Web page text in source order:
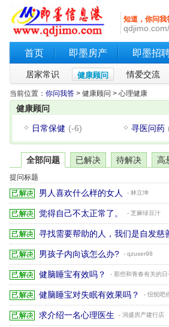
知道，你问我
首页 即墨房产 即墨招
居家常识 健康顾问 情爱交流
当前位置： 你问我答 > 健康顾问 > 心理健康
健康顾问
日常保健 (-6) 寻医问药
全部问题 已解决 待解决 高
提问标题
男人喜欢什么样的女人 - 林立坤
觉得自己不太正常了。 - 芝麻绿豆汁
寻找需要帮助的人，我们是自发慈
男孩子内向该怎么办? - qzuser98
健脑睡宝有效吗？ - 那些和青春有关的日
健脑睡宝对失眠有效果吗？ - 忸怩吧
求介绍一名心理医生 - 润盛房产建行店